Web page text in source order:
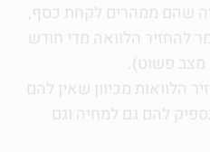
שהם ממהרים לקחת כסף,
להחזיר הלוואה מדי חודש
מצב פשוט).
הלוואות מכיוון שאין להם
להם גם למחיה וגם